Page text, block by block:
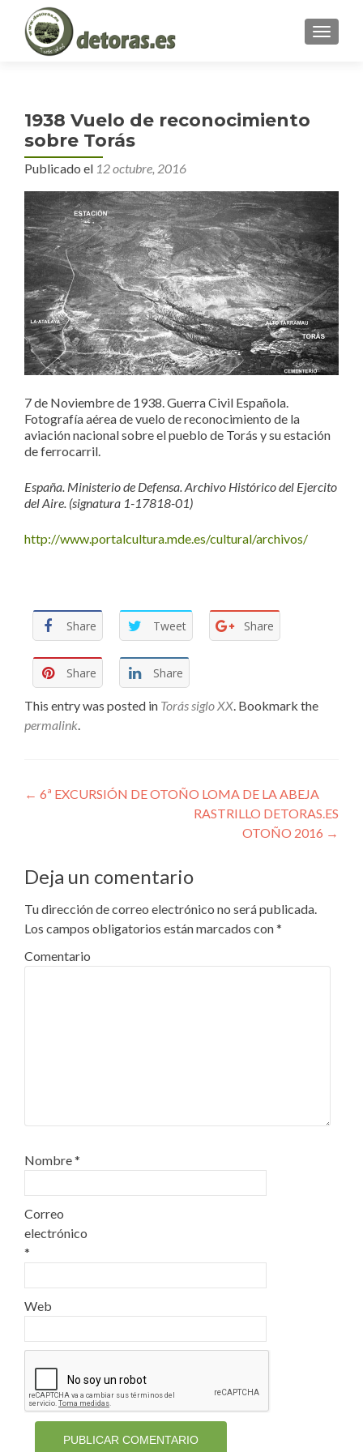
MENU
1938 Vuelo de reconocimiento
sobre Torás
Publicado el 12 octubre, 2016
7 de Noviembre de 1938. Guerra Civil Española.
Fotografía aérea de vuelo de reconocimiento de la
aviación nacional sobre el pueblo de Torás y su estación
de ferrocarril.
España. Ministerio de Defensa. Archivo Histórico del Ejercito
del Aire. (signatura 1-17818-01)
http://www.portalcultura.mde.es/cultural/archivos/
Share Tweet Share
Share Share
This entry was posted in Torás siglo XX. Bookmark the
permalink.
Navegador Publicaciones
← 6ª EXCURSIÓN DE OTOÑO LOMA DE LA ABEJA
RASTRILLO DETORAS.ES
OTOÑO 2016 →
Deja un comentario
Tu dirección de correo electrónico no será publicada.
Los campos obligatorios están marcados con*
Comentario
Nombre*
Correo
electrónico
*
Web